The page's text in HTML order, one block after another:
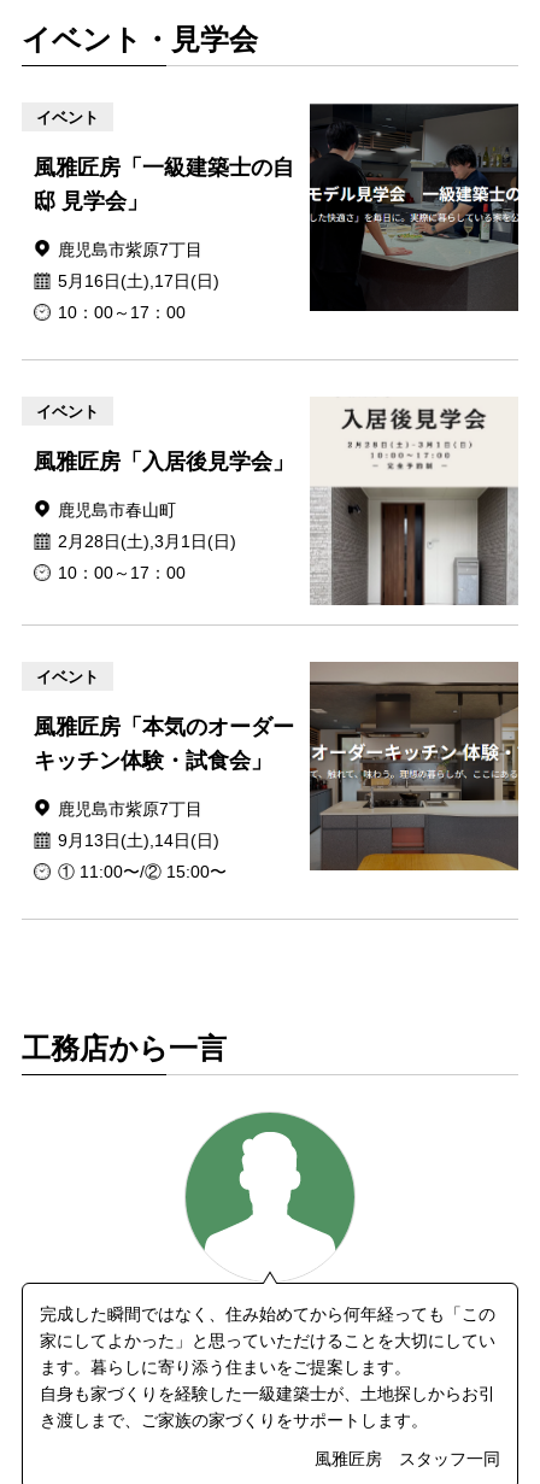
イベント・見学会
イベント
風雅匠房「一級建築士の自
邸 見学会」
鹿児島市紫原7丁目
5月16日(土),17日(日)
10：00～17：00
イベント
風雅匠房「入居後見学会」
鹿児島市春山町
2月28日(土),3月1日(日)
10：00～17：00
イベント
風雅匠房「本気のオーダー
キッチン体験・試食会」
鹿児島市紫原7丁目
9月13日(土),14日(日)
① 11:00〜/② 15:00〜
工務店から一言
完成した瞬間ではなく、住み始めてから何年経っても「この
家にしてよかった」と思っていただけることを大切にしてい
ます。暮らしに寄り添う住まいをご提案します。
自身も家づくりを経験した一級建築士が、土地探しからお引
き渡しまで、ご家族の家づくりをサポートします。
風雅匠房 スタッフ一同